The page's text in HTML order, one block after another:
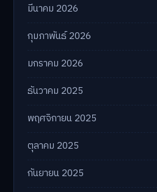
มีนาคม 2026
กุมภาพันธ์ 2026
มกราคม 2026
ธันวาคม 2025
พฤศจิกายน 2025
ตุลาคม 2025
กันยายน 2025